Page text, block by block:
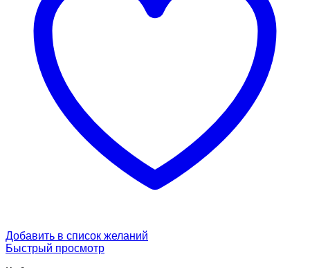
Добавить в список желаний
Быстрый просмотр